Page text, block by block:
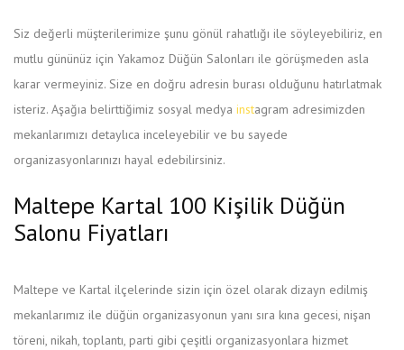
Siz değerli müşterilerimize şunu gönül rahatlığı ile söyleyebiliriz, en
mutlu gününüz için Yakamoz Düğün Salonları ile görüşmeden asla
karar vermeyiniz. Size en doğru adresin burası olduğunu hatırlatmak
isteriz. Aşağıa belirttiğimiz sosyal medya instagram adresimizden
mekanlarımızı detaylıca inceleyebilir ve bu sayede
organizasyonlarınızı hayal edebilirsiniz.
Maltepe Kartal 100 Kişilik Düğün
Salonu Fiyatları
Maltepe ve Kartal ilçelerinde sizin için özel olarak dizayn edilmiş
mekanlarımız ile düğün organizasyonun yanı sıra kına gecesi, nişan
töreni, nikah, toplantı, parti gibi çeşitli organizasyonlara hizmet